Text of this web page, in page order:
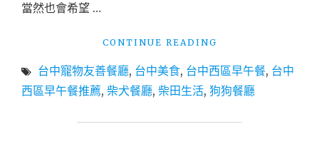
當然也會希望 …
CONTINUE READING
美
食
台中寵物友善餐廳, 台中美食, 台中西區早午餐, 台中
西區早午餐推薦, 柴犬餐廳, 柴田生活, 狗狗餐廳